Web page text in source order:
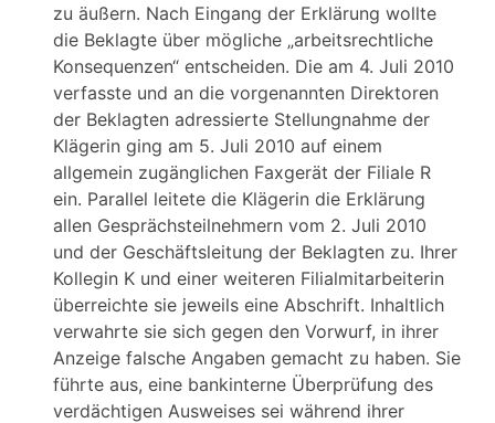
zu äußern. Nach Eingang der Erklärung wollte
die Beklagte über mögliche „arbeitsrechtliche
Konsequenzen“ entscheiden. Die am 4. Juli 2010
verfasste und an die vorgenannten Direktoren
der Beklagten adressierte Stellungnahme der
Klägerin ging am 5. Juli 2010 auf einem
allgemein zugänglichen Faxgerät der Filiale R
ein. Parallel leitete die Klägerin die Erklärung
allen Gesprächsteilnehmern vom 2. Juli 2010
und der Geschäftsleitung der Beklagten zu. Ihrer
Kollegin K und einer weiteren Filialmitarbeiterin
überreichte sie jeweils eine Abschrift. Inhaltlich
verwahrte sie sich gegen den Vorwurf, in ihrer
Anzeige falsche Angaben gemacht zu haben. Sie
führte aus, eine bankinterne Überprüfung des
verdächtigen Ausweises sei während ihrer